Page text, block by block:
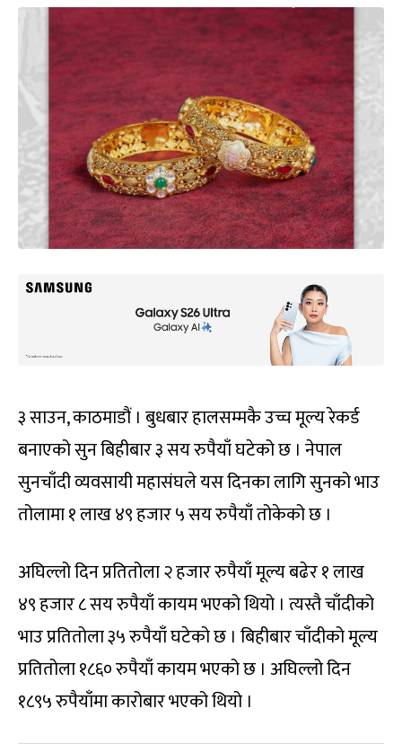
३ साउन, काठमाडौं । बुधबार हालसम्मकै उच्च मूल्य रेकर्ड
बनाएको सुन बिहीबार ३ सय रुपैयाँ घटेको छ । नेपाल
सुनचाँदी व्यवसायी महासंघले यस दिनका लागि सुनको भाउ
तोलामा १ लाख ४९ हजार ५ सय रुपैयाँ तोकेको छ ।
अघिल्लो दिन प्रतितोला २ हजार रुपैयाँ मूल्य बढेर १ लाख
४९ हजार ८ सय रुपैयाँ कायम भएको थियो । त्यस्तै चाँदीको
भाउ प्रतितोला ३५ रुपैयाँ घटेको छ । बिहीबार चाँदीको मूल्य
प्रतितोला १८६० रुपैयाँ कायम भएको छ । अघिल्लो दिन
१८९५ रुपैयाँमा कारोबार भएको थियो ।